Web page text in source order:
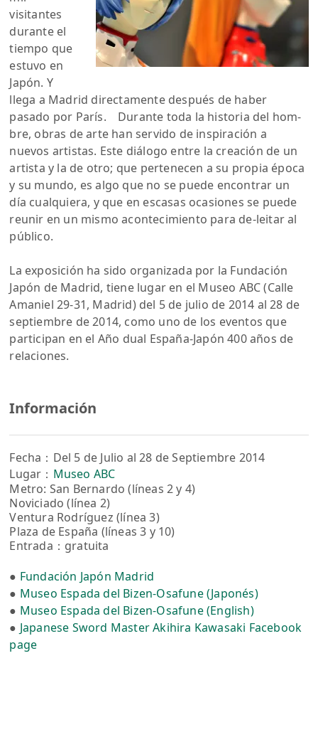
visitantes
durante el
tiempo que
estuvo en
Japón. Y
llega a Madrid directamente después de haber
pasado por París. Durante toda la historia del hom-
bre, obras de arte han servido de inspiración a
nuevos artistas. Este diálogo entre la creación de un
artista y la de otro; que pertenecen a su propia época
y su mundo, es algo que no se puede encontrar un
día cualquiera, y que en escasas ocasiones se puede
reunir en un mismo acontecimiento para de-leitar al
público.
La exposición ha sido organizada por la Fundación
Japón de Madrid, tiene lugar en el Museo ABC (Calle
Amaniel 29-31, Madrid) del 5 de julio de 2014 al 28 de
septiembre de 2014, como uno de los eventos que
participan en el Año dual España-Japón 400 años de
relaciones.
Información
Fecha：Del 5 de Julio al 28 de Septiembre 2014
Lugar： Museo ABC
Metro: San Bernardo (líneas 2 y 4)
Noviciado (línea 2)
Ventura Rodríguez (línea 3)
Plaza de España (líneas 3 y 10)
Entrada：gratuita
● Fundación Japón Madrid
● Museo Espada del Bizen-Osafune (Japonés)
● Museo Espada del Bizen-Osafune (English)
● Japanese Sword Master Akihira Kawasaki Facebook
page